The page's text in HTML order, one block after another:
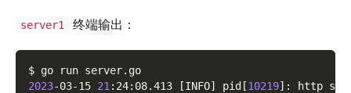
server1 终端输出：
$ go run server.go
2023-03-15 21 :24:08.413 [INFO] pid [10219] : http